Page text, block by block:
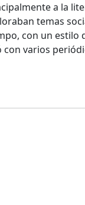
a la
temas
con un estilo
varios